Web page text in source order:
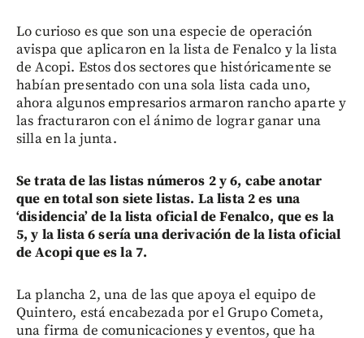
Lo curioso es que son una especie de operación
avispa que aplicaron en la lista de Fenalco y la lista
de Acopi. Estos dos sectores que históricamente se
habían presentado con una sola lista cada uno,
ahora algunos empresarios armaron rancho aparte y
las fracturaron con el ánimo de lograr ganar una
silla en la junta.
Se trata de las listas números 2 y 6, cabe anotar
que en total son siete listas. La lista 2 es una
‘disidencia’ de la lista oficial de Fenalco, que es la
5, y la lista 6 sería una derivación de la lista oficial
de Acopi que es la 7.
La plancha 2, una de las que apoya el equipo de
Quintero, está encabezada por el Grupo Cometa,
una firma de comunicaciones y eventos, que ha